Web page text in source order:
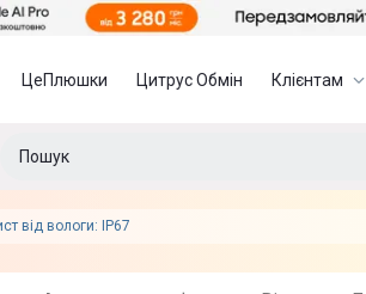
ЦеПлюшки Цитрус Обмін Клієнтам
від вологи: IP67